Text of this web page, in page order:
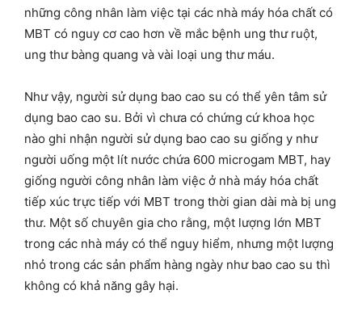
những công nhân làm việc tại các nhà máy hóa chất có
MBT có nguy cơ cao hơn về mắc bệnh ung thư ruột,
ung thư bàng quang và vài loại ung thư máu.
Như vậy, người sử dụng bao cao su có thể yên tâm sử
dụng bao cao su. Bởi vì chưa có chứng cứ khoa học
nào ghi nhận người sử dụng bao cao su giống y như
người uống một lít nước chứa 600 microgam MBT, hay
giống người công nhân làm việc ở nhà máy hóa chất
tiếp xúc trực tiếp với MBT trong thời gian dài mà bị ung
thư. Một số chuyên gia cho rằng, một lượng lớn MBT
trong các nhà máy có thể nguy hiểm, nhưng một lượng
nhỏ trong các sản phẩm hàng ngày như bao cao su thì
không có khả năng gây hại.